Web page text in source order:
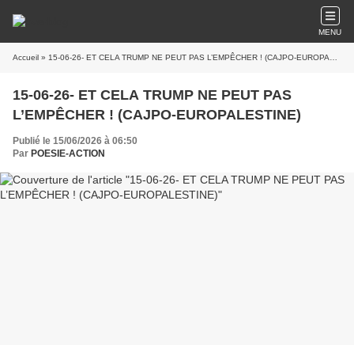
MENU
Accueil » 15-06-26- ET CELA TRUMP NE PEUT PAS L’EMPÊCHER ! (CAJPO-EUROPALESTINE)
15-06-26- ET CELA TRUMP NE PEUT PAS
L’EMPÊCHER ! (CAJPO-EUROPALESTINE)
Publié le 15/06/2026 à 06:50
Par POESIE-ACTION